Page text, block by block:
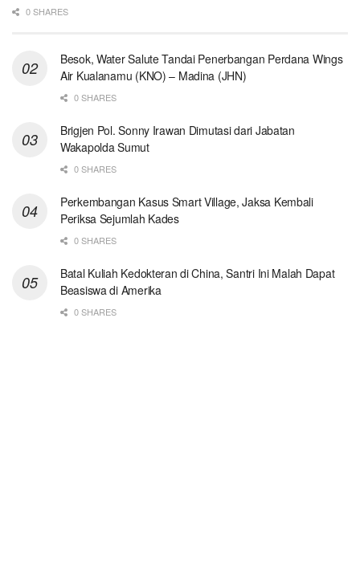
0 SHARES
Besok, Water Salute Tandai Penerbangan Perdana Wings
Air Kualanamu (KNO) – Madina (JHN)
0 SHARES
Brigjen Pol. Sonny Irawan Dimutasi dari Jabatan
Wakapolda Sumut
0 SHARES
Perkembangan Kasus Smart Village, Jaksa Kembali
Periksa Sejumlah Kades
0 SHARES
Batal Kuliah Kedokteran di China, Santri Ini Malah Dapat
Beasiswa di Amerika
0 SHARES